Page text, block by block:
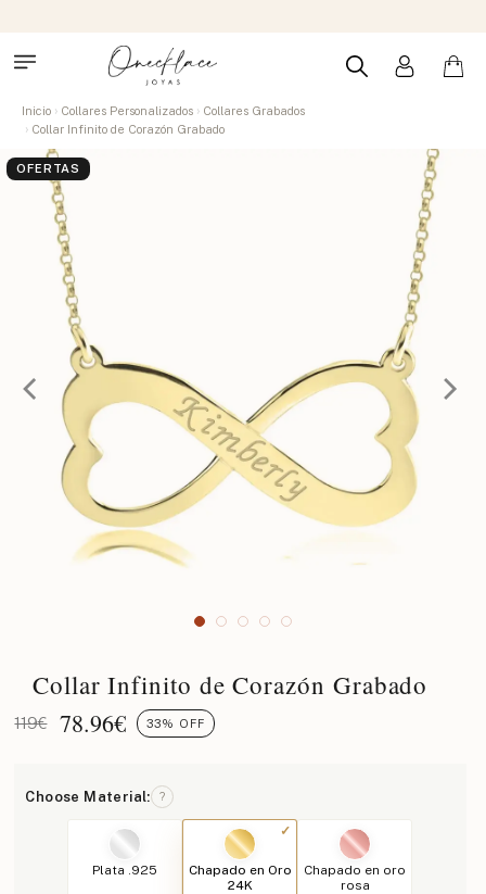
Inicio Collares Personalizados
Collares Grabados
Collar Infinito de Corazón Grabado
OFERTAS
Collar Infinito de Corazón Grabado
119€ 78.96€ 33% OFF
Choose Material: ?
Plata .925
Chapado en Oro
24K
Chapado en oro
rosa